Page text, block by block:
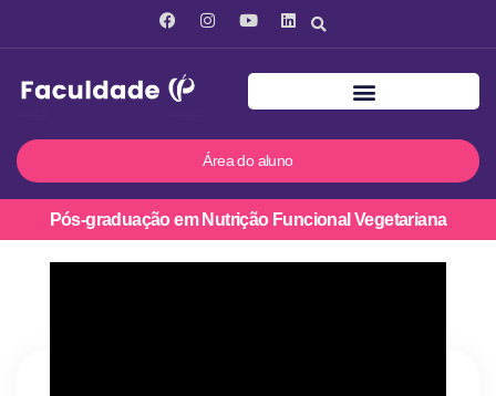
Área do aluno
Pós-graduação em Nutrição Funcional Vegetariana